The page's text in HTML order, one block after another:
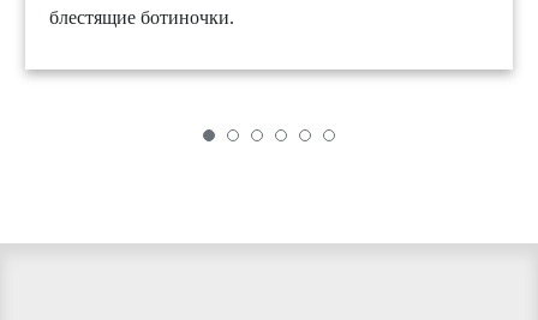
блестящие ботиночки.